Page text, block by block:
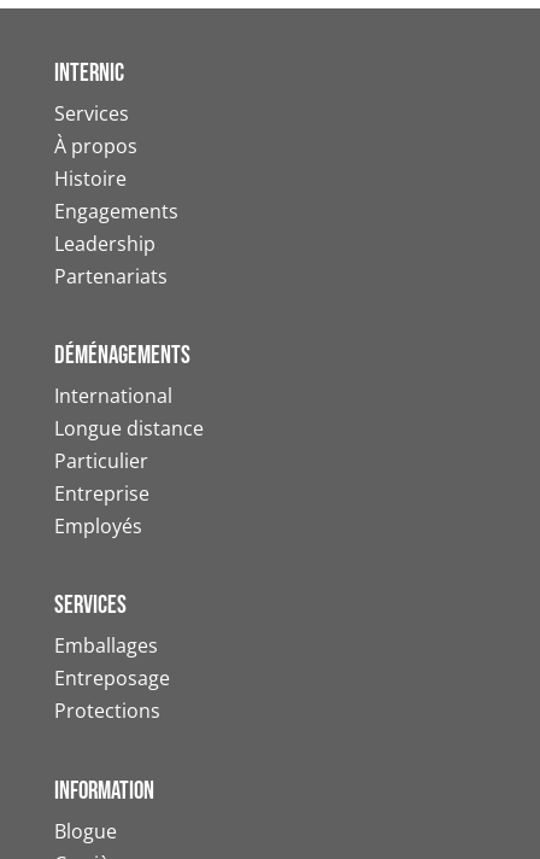
Internic
Services
À propos
Histoire
Engagements
Leadership
Partenariats
Déménagements
International
Longue distance
Particulier
Entreprise
Employés
Services
Emballages
Entreposage
Protections
information
Blogue